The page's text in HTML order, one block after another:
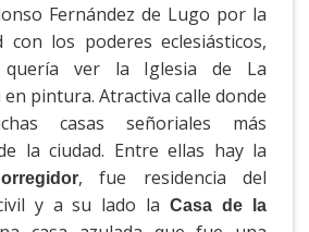
Fernández de Lugo por la
con los poderes eclesiásticos,
ver la Iglesia de La
pintura. Atractiva calle donde
casas señoriales más
la ciudad. Entre ellas hay la
, fue residencia del
y a su lado laCasa de la